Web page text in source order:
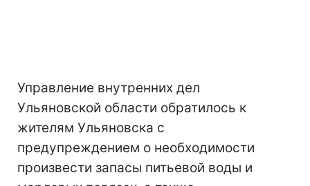
Управление внутренних дел
Ульяновской области обратилось к
жителям Ульяновска с
предупреждением о необходимости
произвести запасы питьевой воды и